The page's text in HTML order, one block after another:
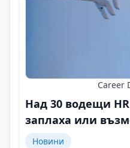
Career
Над 30 водещи
заплаха или
Новини